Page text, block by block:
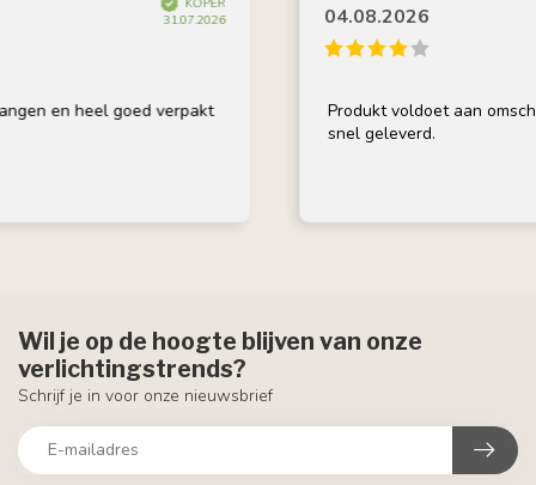
goed verpakt
04.08.2026
Produkt voldoet aan omschrijving,
snel geleverd.
Wil je op de hoogte blijven van onze
verlichtingstrends?
Schrijf je in voor onze nieuwsbrief